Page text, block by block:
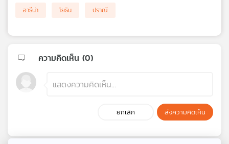
อาธีน่า
โยธิน ปราณี
ความคิดเห็น (0)
ยกเลิก ส่งความคิดเห็น